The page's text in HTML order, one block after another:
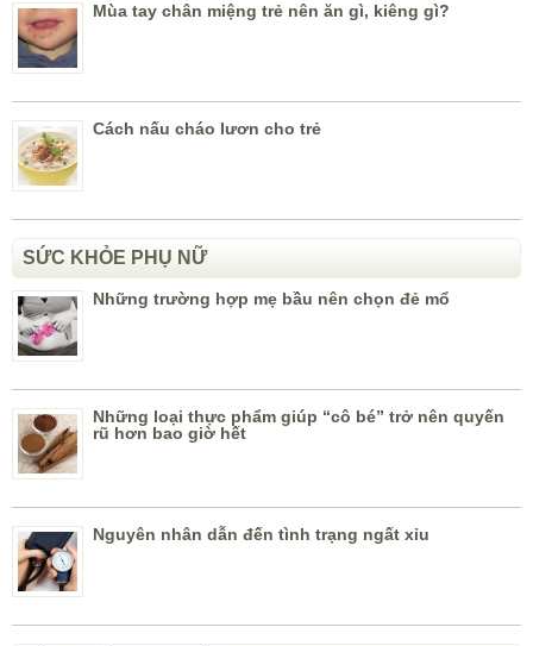
Mùa tay chân miệng trẻ nên ăn gì, kiêng gì?
Cách nấu cháo lươn cho trẻ
SỨC KHỎE PHỤ NỮ
Những trường hợp mẹ bầu nên chọn đẻ mổ
Những loại thực phẩm giúp “cô bé” trở nên quyến
rũ hơn bao giờ hết
Nguyên nhân dẫn đến tình trạng ngất xỉu